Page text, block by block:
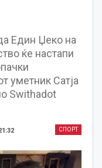
Един Џеко на
ќе настапи
уметник Сатја
Swithadot
СПОРТ